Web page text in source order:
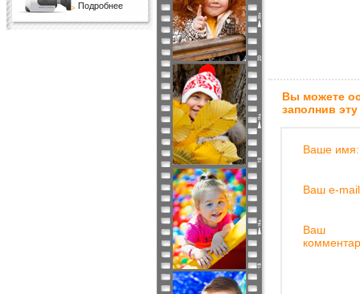
Подробнее
Вы можете
заполнив
Ваше имя:
Ваш e-
Ваш